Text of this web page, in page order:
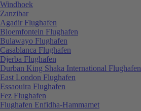
Windhoek
Zanzibar
Agadir Flughafen
Bloemfontein Flughafen
Bulawayo Flughafen
Casablanca Flughafen
Djerba Flughafen
Durban King Shaka International Flughafen
East London Flughafen
Essaouira Flughafen
Fez Flughafen
Flughafen Enfidha-Hammamet